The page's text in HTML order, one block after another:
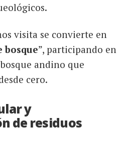
visita se convierte en
”, participando en
andino que
cero.
y
de residuos